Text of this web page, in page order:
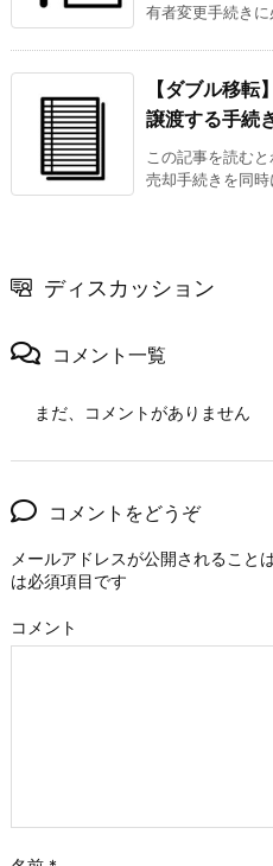
有者変更手続き
【ダブル移
譲渡する手続
この記事を読むと
売却手続きを同
ディスカッション
コメント一覧
まだ、コメントがありません
コメントをどうぞ
メールアドレスが公開されること
は必須項目です
コメント